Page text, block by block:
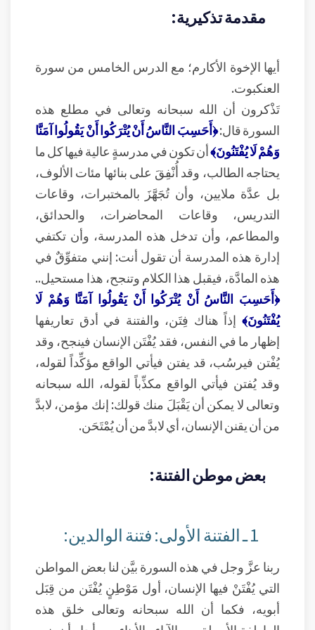
مقدمة تذكيرية:
أيها الإخوة الأكارم؛ مع الدرس الخامس من سورة
العنكبوت.
تَذْكرون أن الله سبحانه وتعالى في مطلع هذه
السورة قال:﴿أَحَسِبَ النَّاسُ أَنْ يُتْرَكُوا أَنْ يَقُولُوا آمَنَّا
وَهُمْ لَا يُفْتَنُونَ﴾أن تكون في مدرسةٍ عالية فيها كل ما
يحتاجه الطالب، وقد أُنْفِقَ على بنائها مئات الألوف،
بل عدَّة ملايين، وأن تُجَهَّزَ بالمختبرات، وقاعات
التدريس، وقاعات المحاضرات، والحدائق،
والمطاعم، وأن تدخل هذه المدرسة، وأن تكتفي
إدارة هذه المدرسة أن تقول أنت: إنني متفوِّقٌ في
هذه المادَّة، فيقبل هذا الكلام وتنجح، هذا مستحيل..
﴿أَحَسِبَ النَّاسُ أَنْ يُتْرَكُوا أَنْ يَقُولُوا آمَنَّا وَهُمْ لَا
يُفْتَنُونَ﴾ إذاً هناك فِتَن، والفتنة في أدق تعاريفها
إظهار ما في النفس، فقد يُفْتَن الإنسان فينجح، وقد
يُفْتن فيرسُب، قد يفتن فيأتي الواقع مؤكِّداً لقوله،
وقد يُفتن فيأتي الواقع مكذِّباً لقوله، الله سبحانه
وتعالى لا يمكن أن يَقْبَلَ منك قولك: إنك مؤمن، لابدَّ
من أن يقنن الإنسان، أي لابدَّ من أن يُمْتَحَن.
بعض موطن الفتنة:
1 ـ الفتنة الأولى: فتنة الوالدين:
ربنا عزَّ وجل في هذه السورة بيَّن لنا بعض المواطن
التي يُفْتَنْ فيها الإنسان، أول مَوْطِنٍ يُفْتَن من قِبَل
أبويه، فكما أن الله سبحانه وتعالى خلق هذه